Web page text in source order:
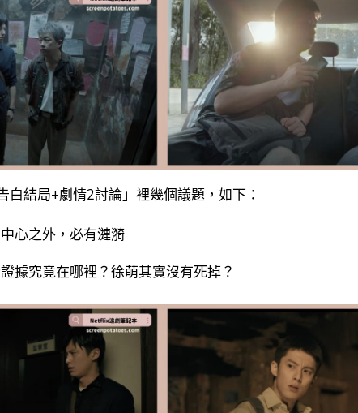
白結局+劇情2討論」裡幾個議題，如下：
心之外，必有漣漪
據究竟在哪裡？徐萌其實沒有死掉？